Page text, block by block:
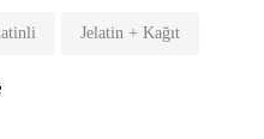
Jelatin + Kağıt